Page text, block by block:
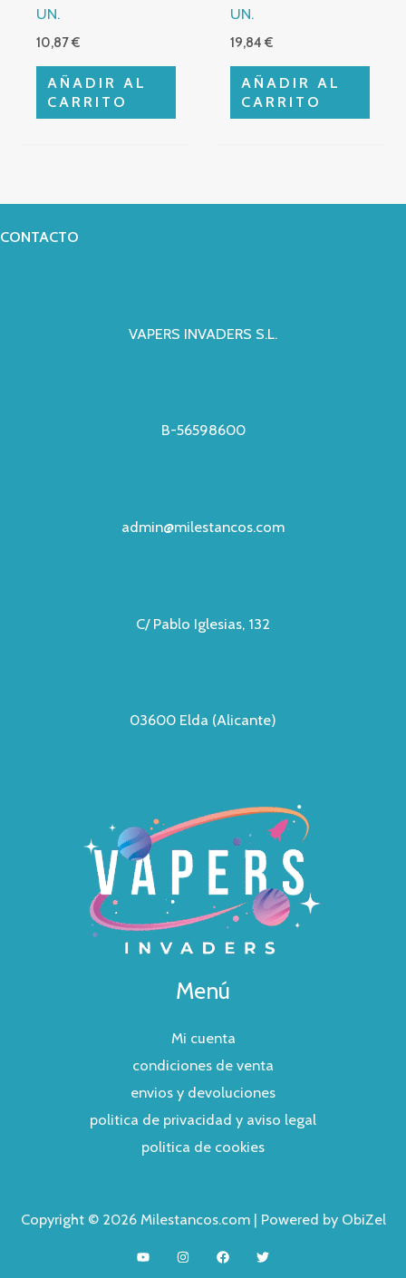
UN.
10,87€
AÑADIR AL
CARRITO
UN.
19,84€
AÑADIR AL
CARRITO
CONTACTO
VAPERS INVADERS S.L.
B-56598600
admin@milestancos.com
C/ Pablo Iglesias, 132
03600 Elda (Alicante)
Menú
Mi cuenta
condiciones de venta
envios y devoluciones
politica de privacidad y aviso legal
politica de cookies
Copyright © 2026 Milestancos.com | Powered by ObiZel